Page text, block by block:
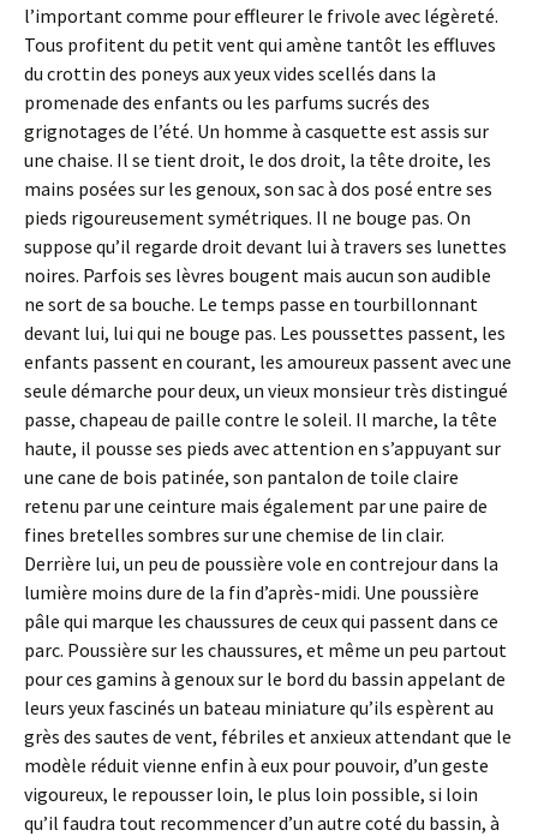
l’important comme pour effleurer le frivole avec légèreté.
Tous profitent du petit vent qui amène tantôt les effluves
du crottin des poneys aux yeux vides scellés dans la
promenade des enfants ou les parfums sucrés des
grignotages de l’été. Un homme à casquette est assis sur
une chaise. Il se tient droit, le dos droit, la tête droite, les
mains posées sur les genoux, son sac à dos posé entre ses
pieds rigoureusement symétriques. Il ne bouge pas. On
suppose qu’il regarde droit devant lui à travers ses lunettes
noires. Parfois ses lèvres bougent mais aucun son audible
ne sort de sa bouche. Le temps passe en tourbillonnant
devant lui, lui qui ne bouge pas. Les poussettes passent, les
enfants passent en courant, les amoureux passent avec une
seule démarche pour deux, un vieux monsieur très distingué
passe, chapeau de paille contre le soleil. Il marche, la tête
haute, il pousse ses pieds avec attention en s’appuyant sur
une cane de bois patinée, son pantalon de toile claire
retenu par une ceinture mais également par une paire de
fines bretelles sombres sur une chemise de lin clair.
Derrière lui, un peu de poussière vole en contrejour dans la
lumière moins dure de la fin d’après-midi. Une poussière
pâle qui marque les chaussures de ceux qui passent dans ce
parc. Poussière sur les chaussures, et même un peu partout
pour ces gamins à genoux sur le bord du bassin appelant de
leurs yeux fascinés un bateau miniature qu’ils espèrent au
grès des sautes de vent, fébriles et anxieux attendant que le
modèle réduit vienne enfin à eux pour pouvoir, d’un geste
vigoureux, le repousser loin, le plus loin possible, si loin
qu’il faudra tout recommencer d’un autre coté du bassin, à